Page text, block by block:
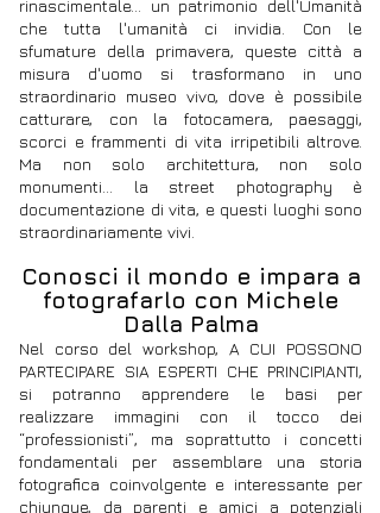
rinascimentale... un patrimonio dell'Umanità
che tutta l'umanità ci invidia. Con le
sfumature della primavera, queste città a
misura d'uomo si trasformano in uno
straordinario museo vivo, dove è possibile
catturare, con la fotocamera, paesaggi,
scorci e frammenti di vita irripetibili altrove.
Ma non solo architettura, non solo
monumenti... la street photography è
documentazione di vita, e questi luoghi sono
straordinariamente vivi.
Conosci il mondo e impara a
fotografarlo con Michele
Dalla Palma
Nel corso del workshop, A CUI POSSONO
PARTECIPARE SIA ESPERTI CHE PRINCIPIANTI,
si potranno apprendere le basi per
realizzare immagini con il tocco dei
“professionisti”, ma soprattutto i concetti
fondamentali per assemblare una storia
fotografica coinvolgente e interessante per
chiunque, da parenti e amici a potenziali